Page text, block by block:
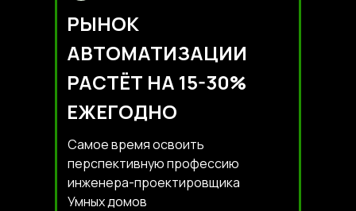
РЫНОК
АВТОМАТИЗАЦИИ
РАСТЁТ НА 15-30%
ЕЖЕГОДНО
Самое время освоить
перспективную профессию
инженера-проектировщика
Умных домов